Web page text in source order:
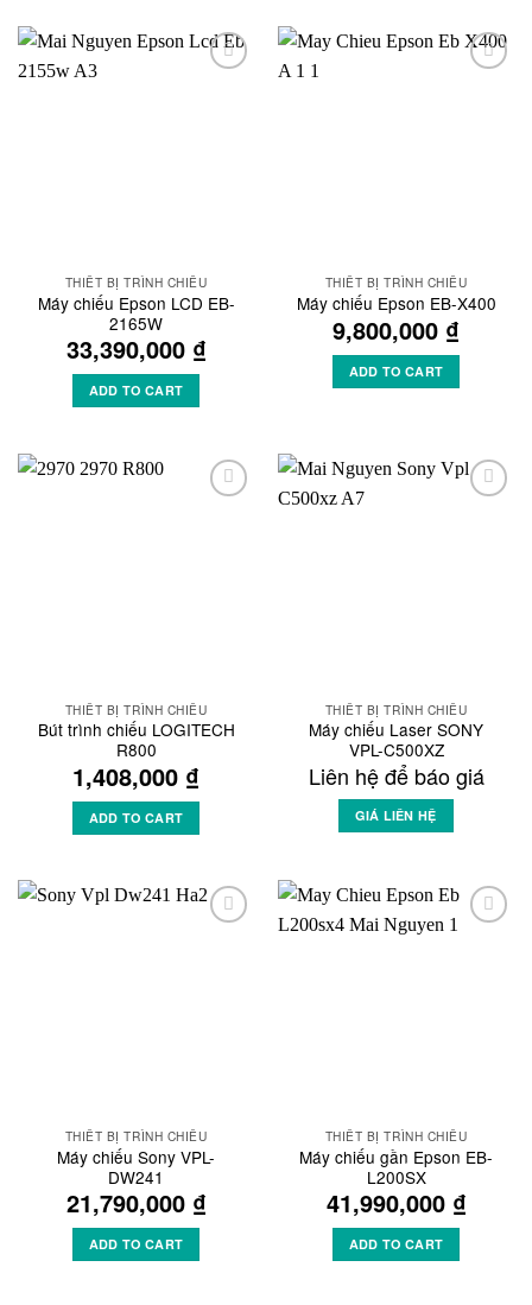
THIẾT BỊ TRÌNH CHIẾU
Máy chiếu Epson LCD EB-
2165W
33,390,000 ₫
ADD TO CART
THIẾT BỊ TRÌNH CHIẾU
Máy chiếu Epson EB-X400
9,800,000 ₫
ADD TO CART
THIẾT BỊ TRÌNH CHIẾU
Bút trình chiếu LOGITECH
R800
1,408,000 ₫
ADD TO CART
THIẾT BỊ TRÌNH CHIẾU
Máy chiếu Laser SONY
VPL-C500XZ
Liên hệ để báo giá
GIÁ LIÊN HỆ
THIẾT BỊ TRÌNH CHIẾU
Máy chiếu Sony VPL-
DW241
21,790,000 ₫
ADD TO CART
THIẾT BỊ TRÌNH CHIẾU
Máy chiếu gần Epson EB-
L200SX
41,990,000 ₫
ADD TO CART